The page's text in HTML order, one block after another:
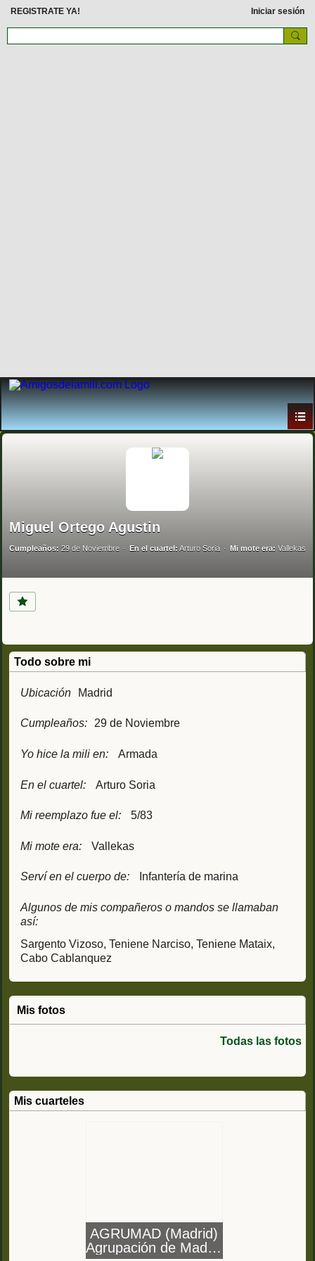
REGISTRATE YA! Iniciar sesión
Miguel Ortego Agustin
Cumpleaños: 29 de Noviembre En el cuartel: Arturo Soria Mi mote era: Vallekas
Todo sobre mi
Ubicación Madrid
Cumpleaños: 29 de Noviembre
Yo hice la mili en: Armada
En el cuartel: Arturo Soria
Mi reemplazo fue el: 5/83
Mi mote era: Vallekas
Serví en el cuerpo de: Infantería de marina
Algunos de mis compañeros o mandos se llamaban
así:
Sargento Vizoso, Teniene Narciso, Teniene Mataix,
Cabo Cablanquez
Mis fotos
Todas las fotos
Mis cuarteles
AGRUMAD (Madrid)
Agrupación de Madrid